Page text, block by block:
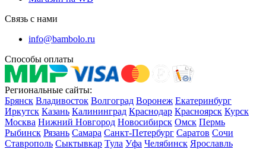
Связь с нами
info@bambolo.ru
Способы оплаты
Региональные сайты:
Брянск Владивосток Волгоград Воронеж Екатеринбург
Иркутск Казань Калининград Краснодар Красноярск Курск
Москва Нижний Новгород Новосибирск Омск Пермь
Рыбинск Рязань Самара Санкт-Петербург Саратов Сочи
Ставрополь Сыктывкар Тула Уфа Челябинск Ярославль